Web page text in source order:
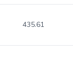
435.61